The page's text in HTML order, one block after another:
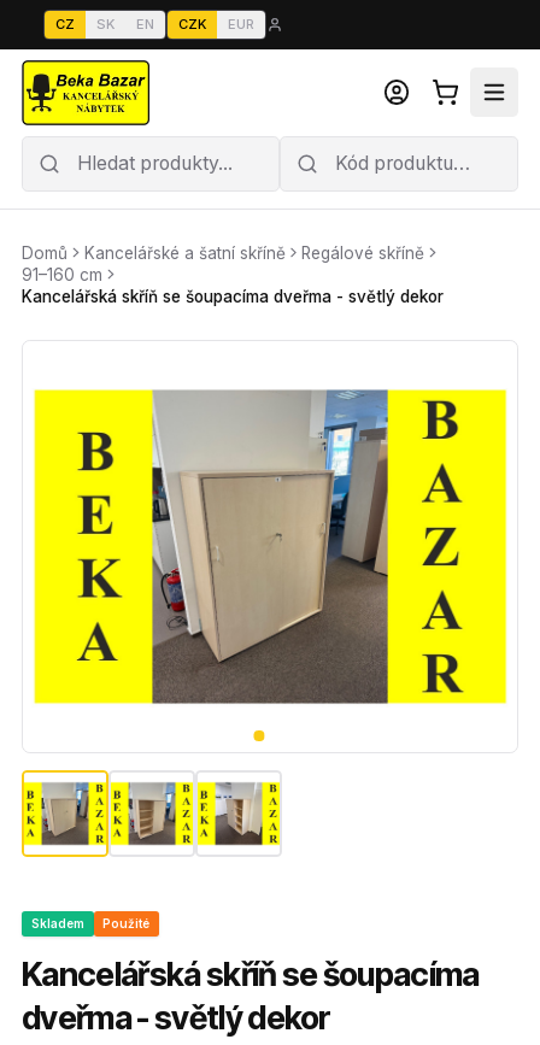
CZ SK EN CZK EUR
Domů Kancelářské a šatní skříně
Regálové skříně
91–160 cm
Kancelářská skříň se šoupacíma dveřma - světlý dekor
Skladem Použité
Kancelářská skříň se šoupacíma
dveřma - světlý dekor